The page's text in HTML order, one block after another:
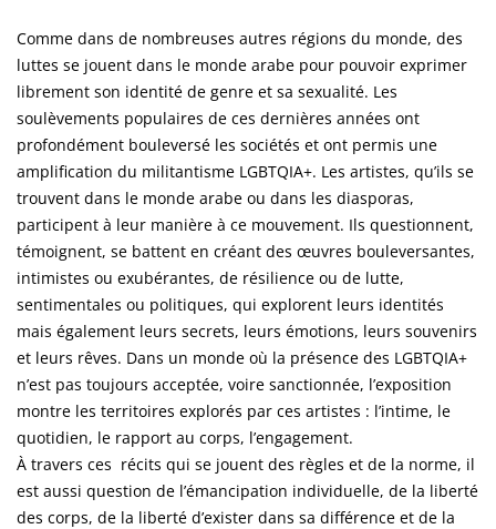
Comme dans de nombreuses autres régions du monde, des
luttes se jouent dans le monde arabe pour pouvoir exprimer
librement son identité de genre et sa sexualité. Les
soulèvements populaires de ces dernières années ont
profondément bouleversé les sociétés et ont permis une
amplification du militantisme LGBTQIA+. Les artistes, qu’ils se
trouvent dans le monde arabe ou dans les diasporas,
participent à leur manière à ce mouvement. Ils questionnent,
témoignent, se battent en créant des œuvres bouleversantes,
intimistes ou exubérantes, de résilience ou de lutte,
sentimentales ou politiques, qui explorent leurs identités
mais également leurs secrets, leurs émotions, leurs souvenirs
et leurs rêves. Dans un monde où la présence des LGBTQIA+
n’est pas toujours acceptée, voire sanctionnée, l’exposition
montre les territoires explorés par ces artistes : l’intime, le
quotidien, le rapport au corps, l’engagement.
À travers ces récits qui se jouent des règles et de la norme, il
est aussi question de l’émancipation individuelle, de la liberté
des corps, de la liberté d’exister dans sa différence et de la